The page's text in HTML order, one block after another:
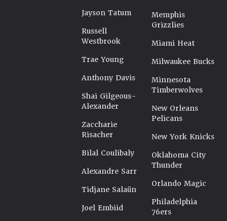
Jayson Tatum
Russell
Westbrook
Trae Young
Anthony Davis
Shai Gilgeous-
Alexander
Zaccharie
Risacher
Bilal Coulibaly
Alexandre Sarr
Tidjane Salaün
Joel Embiid
Memphis
Grizzlies
Miami Heat
Milwaukee Bucks
Minnesota
Timberwolves
New Orleans
Pelicans
New York Knicks
Oklahoma City
Thunder
Orlando Magic
Philadelphia
76ers